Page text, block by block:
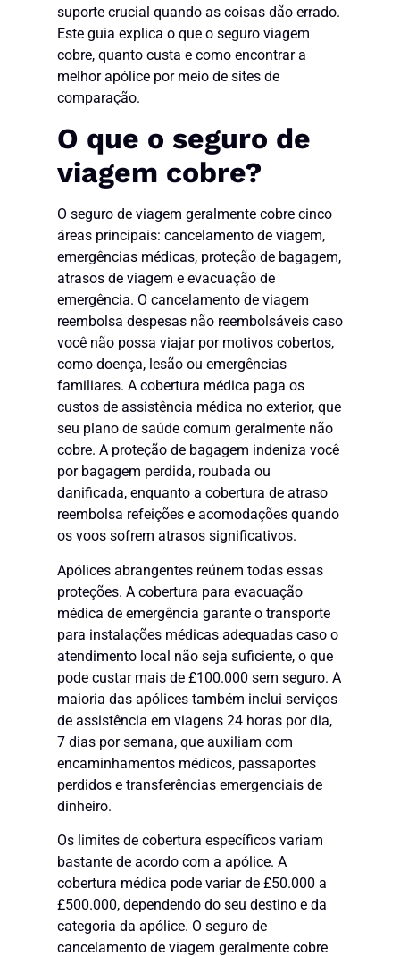
suporte crucial quando as coisas dão errado.
Este guia explica o que o seguro viagem
cobre, quanto custa e como encontrar a
melhor apólice por meio de sites de
comparação.
O que o seguro de
viagem cobre?
O seguro de viagem geralmente cobre cinco
áreas principais: cancelamento de viagem,
emergências médicas, proteção de bagagem,
atrasos de viagem e evacuação de
emergência. O cancelamento de viagem
reembolsa despesas não reembolsáveis caso
você não possa viajar por motivos cobertos,
como doença, lesão ou emergências
familiares. A cobertura médica paga os
custos de assistência médica no exterior, que
seu plano de saúde comum geralmente não
cobre. A proteção de bagagem indeniza você
por bagagem perdida, roubada ou
danificada, enquanto a cobertura de atraso
reembolsa refeições e acomodações quando
os voos sofrem atrasos significativos.
Apólices abrangentes reúnem todas essas
proteções. A cobertura para evacuação
médica de emergência garante o transporte
para instalações médicas adequadas caso o
atendimento local não seja suficiente, o que
pode custar mais de £100.000 sem seguro. A
maioria das apólices também inclui serviços
de assistência em viagens 24 horas por dia,
7 dias por semana, que auxiliam com
encaminhamentos médicos, passaportes
perdidos e transferências emergenciais de
dinheiro.
Os limites de cobertura específicos variam
bastante de acordo com a apólice. A
cobertura médica pode variar de £50.000 a
£500.000, dependendo do seu destino e da
categoria da apólice. O seguro de
cancelamento de viagem geralmente cobre